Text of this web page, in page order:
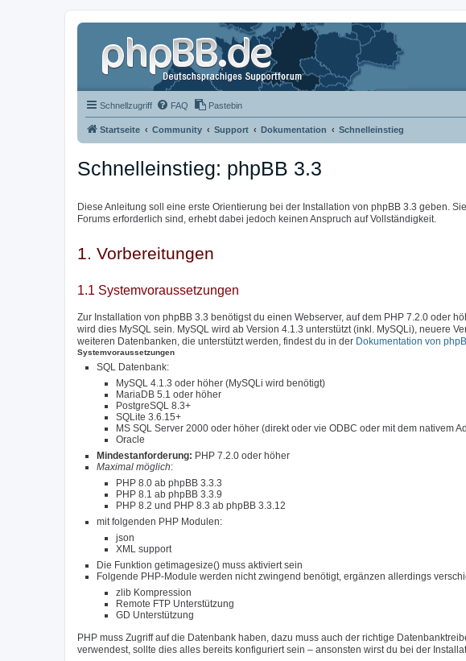
Schnellzugriff FAQ Pastebin
Startseite Community Support Dokumentation Schnelleinstieg
Schnelleinstieg: phpBB 3.3
Diese Anleitung soll eine erste Orientierung bei der Installation von phpBB 3.3 geben.
Forums erforderlich sind, erhebt dabei jedoch keinen Anspruch auf Vollständigkeit.
1. Vorbereitungen
1.1 Systemvoraussetzungen
Zur Installation von phpBB 3.3 benötigst du einen Webserver, auf dem PHP 7.2.0 oder
wird dies MySQL sein. MySQL wird ab Version 4.1.3 unterstützt (inkl. MySQLi), neuere
weiteren Datenbanken, die unterstützt werden, findest du in der Dokumentation von
Systemvoraussetzungen
SQL Datenbank:
MySQL 4.1.3 oder höher (MySQLi wird benötigt)
MariaDB 5.1 oder höher
PostgreSQL 8.3+
SQLite 3.6.15+
MS SQL Server 2000 oder höher (direkt oder vie ODBC oder mit dem nativem
Oracle
Mindestanforderung: PHP 7.2.0 oder höher
Maximal möglich:
PHP 8.0 ab phpBB 3.3.3
PHP 8.1 ab phpBB 3.3.9
PHP 8.2 und PHP 8.3 ab phpBB 3.3.12
mit folgenden PHP Modulen:
json
XML support
Die Funktion getimagesize() muss aktiviert sein
Folgende PHP-Module werden nicht zwingend benötigt, ergänzen allerdings
zlib Kompression
Remote FTP Unterstützung
GD Unterstützung
PHP muss Zugriff auf die Datenbank haben, dazu muss auch der richtige
verwendest, sollte dies alles bereits konfiguriert sein – ansonsten wirst du bei der